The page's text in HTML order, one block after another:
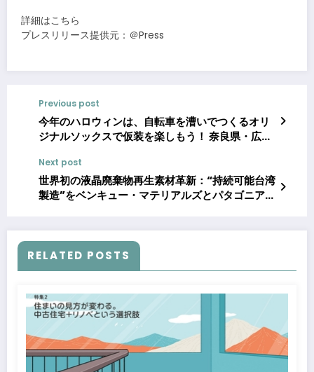
詳細はこちら
プレスリリース提供元：＠Press
Previous post
今年のハロウィンは、自転車を漕いでつくるオリ
ジナルソックスで仮装を楽しもう！ 奈良県・広陵
糸が期間限定登場
Next post
世界初の液晶廃棄物再生素材革新：“持続可能台湾
製造”をベンキュー・マテリアルズとパタゴニア
RELATED POSTS